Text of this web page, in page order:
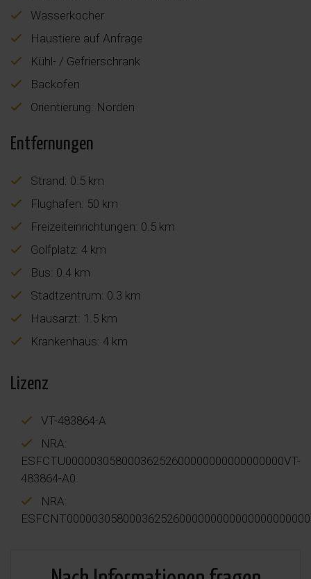
Wasserkocher
Haustiere auf Anfrage
Kühl- / Gefrierschrank
Backofen
Orientierung: Norden
Entfernungen
Strand: 0.5 km
Flughafen: 50 km
Freizeiteinrichtungen: 0.5 km
Golfplatz: 4 km
Bus: 0.4 km
Stadtzentrum: 0.3 km
Hausarzt: 1.5 km
Krankenhaus: 4 km
Lizenz
VT-483864-A
NRA:
ESFCTU00000305800036252600000000000000000VT-
483864-A0
NRA: